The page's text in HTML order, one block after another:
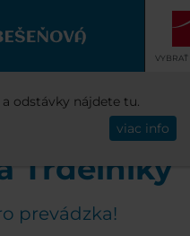
A BARY
Trdelníky
prevádzka!
odstávky nájdete tu.
viac info